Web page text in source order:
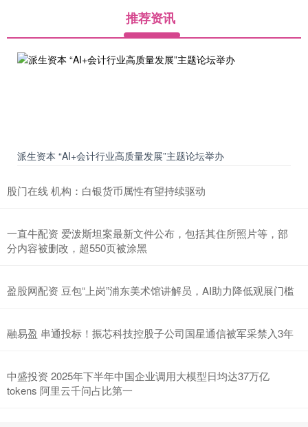
推荐资讯
派生资本 “AI+会计行业高质量发展”主题论坛举办
股门在线 机构：白银货币属性有望持续驱动
一直牛配资 爱泼斯坦案最新文件公布，包括其住所照片等，部
分内容被删改，超550页被涂黑
盈股网配资 豆包“上岗”浦东美术馆讲解员，AI助力降低观展门槛
融易盈 串通投标！振芯科技控股子公司国星通信被军采禁入3年
中盛投资 2025年下半年中国企业调用大模型日均达37万亿
tokens 阿里云千问占比第一